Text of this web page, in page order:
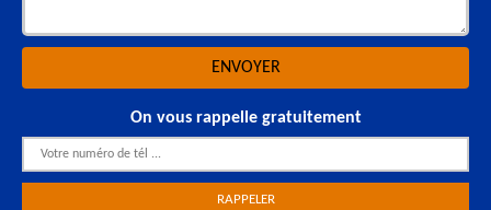
On vous rappelle gratuitement